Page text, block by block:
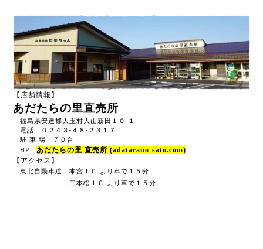
【店舗情報】
あだたらの里直売所
福島県安達郡大玉村大山新田１０-１
電話 ０２４３-４８-２３１７
駐 車 場 ７０台
HP
あだたらの里 直売所 (adatarano-sato.com)
【アクセス】
東北自動車道 本宮ＩＣ より車で１５分
二本松ＩＣ より車で１５分